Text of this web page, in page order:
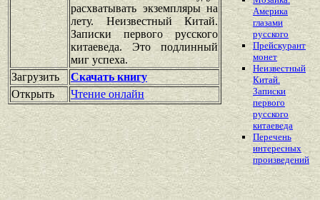
расхватывать экземпляры на
лету. Неизвестный Китай.
Записки первого русского
китаеведа. Это подлинный
миг успеха.
Загрузить
Скачать книгу
Открыть
Чтение онлайн
Америка
глазами
русского
Прейскурант
монет
Неизвестный
Китай.
Записки
первого
русского
китаеведа
Перечень
интересных
произведений